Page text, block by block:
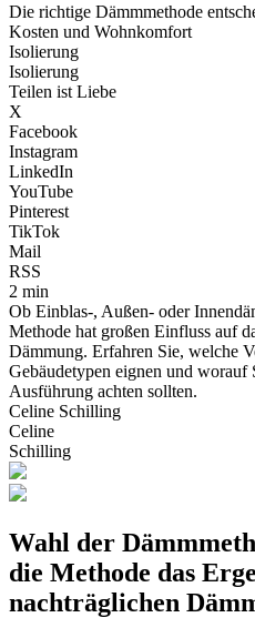
Die richtige Dämmmethode
Kosten und Wohnkomfort
Isolierung
Isolierung
Teilen ist Liebe
X
Facebook
Instagram
LinkedIn
YouTube
Pinterest
TikTok
Mail
RSS
2 min
Ob Einblas-, Außen- oder
Methode hat großen Einfluss auf
Dämmung. Erfahren Sie, welche
Gebäudetypen eignen und
Ausführung achten sollten.
Celine Schilling
Celine
Schilling
Wahl der
die Methode das
nachträglichen